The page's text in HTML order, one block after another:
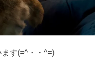
す(=^・・^=)